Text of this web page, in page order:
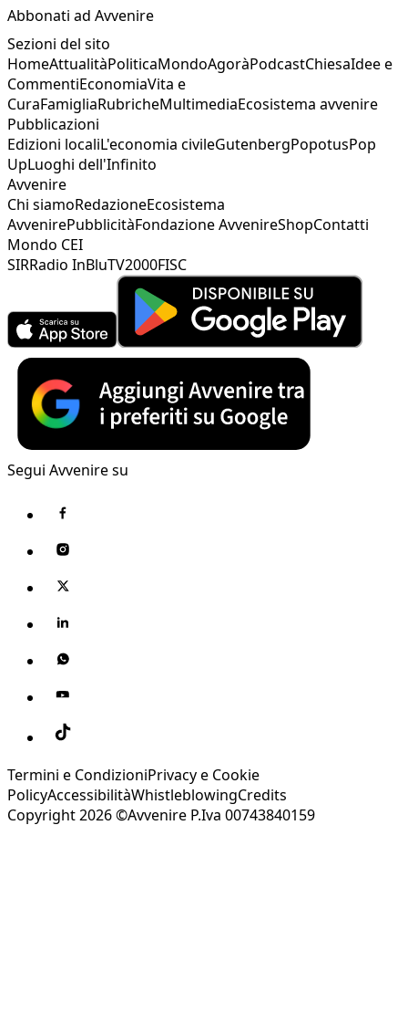
Abbonati ad Avvenire
Sezioni del sito
HomeAttualitàPoliticaMondoAgoràPodcastChiesaIdee e
CommentiEconomiaVita e
CuraFamigliaRubricheMultimediaEcosistema avvenire
Pubblicazioni
Edizioni localiL'economia civileGutenbergPopotusPop
UpLuoghi dell'Infinito
Avvenire
Chi siamoRedazioneEcosistema
AvvenirePubblicitàFondazione AvvenireShopContatti
Mondo CEI
SIRRadio InBluTV2000FISC
Segui Avvenire su
Termini e CondizioniPrivacy e Cookie
PolicyAccessibilitàWhistleblowingCredits
Copyright 2026 ©Avvenire P.Iva 00743840159